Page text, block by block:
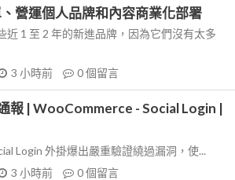
營運個人品牌和內容商業化部署
1 至 2 年的新進品牌，因為它們沒有太多
3 小時前 0個留言
報 | WooCommerce - Social Login |
Login 外掛爆出嚴重驗證繞過漏洞，使...
3 小時前 0個留言